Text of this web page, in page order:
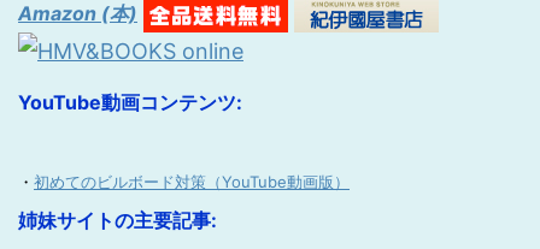
Amazon (本)
YouTube動画コンテンツ:
・ 初めてのビルボード対策（YouTube動画版）
姉妹サイトの主要記事: